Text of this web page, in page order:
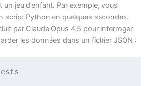
jeu d’enfant. Par exemple, vous
script Python en quelques secondes.
par Claude Opus 4.5 pour interroger
les données dans un fichier JSON :